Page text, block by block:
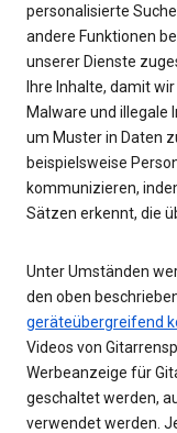
personalisierte
andere Funktionen
unserer Dienste
Ihre Inhalte, damit wir
Malware und illegale
um Muster in Daten
beispielsweise
kommunizieren,
Sätzen erkennt, die
Unter Umständen
den oben
geräteübergreifend
Videos von
Werbeanzeige für
geschaltet werden,
verwendet werden.